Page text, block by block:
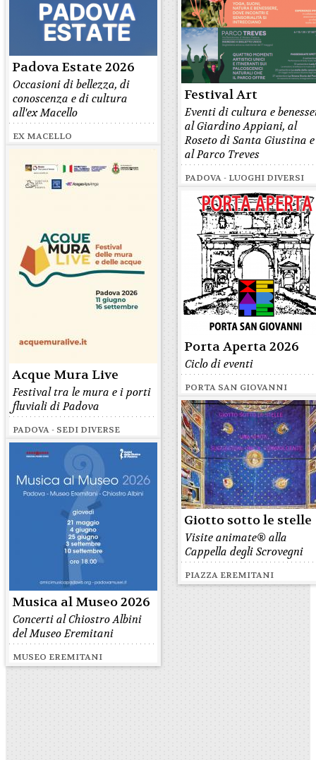
Festival Art
Eventi di cultura e
al Giardino Appiani, al
Roseto di Santa Giustina e
al Parco Treves
PADOVA - LUOGHI DIVERSI
Padova Estate 2026
Occasioni di bellezza, di
conoscenza e di cultura
all'ex Macello
EX MACELLO
Acque Mura Live
Festival tra le mura e i porti
fluviali di Padova
PADOVA - SEDI DIVERSE
Porta Aperta 2026
Ciclo di eventi
PORTA SAN GIOVANNI
Giotto sotto le stelle
Visite animate® alla
Cappella degli Scrovegni
PIAZZA EREMITANI
Musica al Museo 2026
Concerti al Chiostro Albini
del Museo Eremitani
MUSEO EREMITANI